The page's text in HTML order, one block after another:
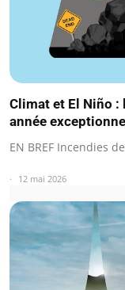
Climat et El Niño
année
EN BREF Incendies
12 mai 2026